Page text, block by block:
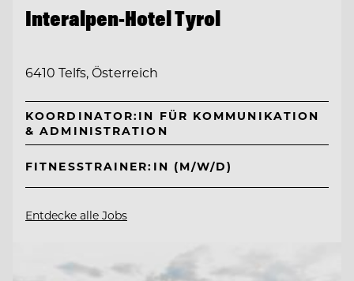
Interalpen-Hotel Tyrol
6410 Telfs, Österreich
KOORDINATOR:IN FÜR KOMMUNIKATION
& ADMINISTRATION
FITNESSTRAINER:IN (M/W/D)
Entdecke alle Jobs